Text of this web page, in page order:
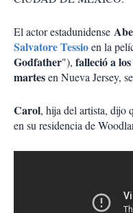
El actor estadunidense
Salvatore Tessioen la
Godfather"), falleció a
martesen Nueva Jersey,
Carol, hija del artista, dijo
en su residencia de